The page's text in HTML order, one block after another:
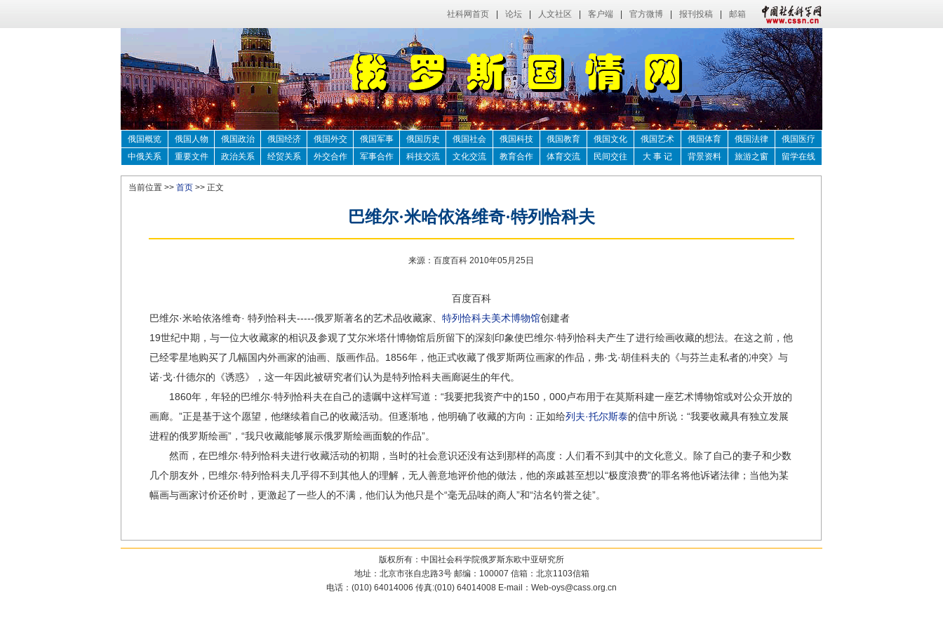
社科网首页 论坛 人文社区 客户端 官方微博 报刊投稿 邮箱
俄国概览 俄国人物 俄国政治 俄国经济 俄国外交 俄国军事 俄国历史 俄国社会 俄国科技 俄国教育 俄国文化 俄国艺术 俄国体育 俄国法律
俄国医疗
中俄关系
重要文件 政治关系 经贸关系 外交合作 军事合作 科技交流 文化交流 教育合作 体育交流 民间交往 大 事 记 背景资料 旅游之窗 留学在线
当前位置 >> 首页 >> 正文
巴维尔·米哈依洛维奇·特列恰科夫
来源：百度百科 2010年05月25日
百度百科
巴维尔·米哈依洛维奇· 特列恰科夫-----俄罗斯著名的艺术品收藏家、 特列恰科夫美术博物馆创建者
19世纪中期，与一位大收藏家的相识及参观了艾尔米塔什博物馆后所留下的深刻印象使巴维尔·特列恰科夫产生了进行绘画收藏的想法。在这之前，他
已经零星地购买了几幅国内外画家的油画、版画作品。1856年，他正式收藏了俄罗斯两位画家的作品，弗·戈·胡佳科夫的《与芬兰走私者的冲突》与
诺·戈·什德尔的《诱惑》，这一年因此被研究者们认为是特列恰科夫画廊诞生的年代。
1860年，年轻的巴维尔·特列恰科夫在自己的遗嘱中这样写道：“我要把我资产中的150，000卢布用于在莫斯科建一座艺术博物馆或对公众开放的
画廊。”正是基于这个愿望，他继续着自己的收藏活动。但逐渐地，他明确了收藏的方向：正如给列夫·托尔斯泰的信中所说：“我要收藏具有独立发展
进程的俄罗斯绘画”，“我只收藏能够展示俄罗斯绘画面貌的作品”。
然而，在巴维尔·特列恰科夫进行收藏活动的初期，当时的社会意识还没有达到那样的高度：人们看不到其中的文化意义。除了自己的妻子和少数
几个朋友外，巴维尔·特列恰科夫几乎得不到其他人的理解，无人善意地评价他的做法，他的亲戚甚至想以“极度浪费”的罪名将他诉诸法律；当他为某
幅画与画家讨价还价时，更激起了一些人的不满，他们认为他只是个“毫无品味的商人”和“沽名钓誉之徒”。
版权所有：中国社会科学院俄罗斯东欧中亚研究所
地址：北京市张自忠路3号 邮编：100007 信箱：北京1103信箱
电话：(010) 64014006 传真:(010) 64014008 E-mail：Web-oys@cass.org.cn